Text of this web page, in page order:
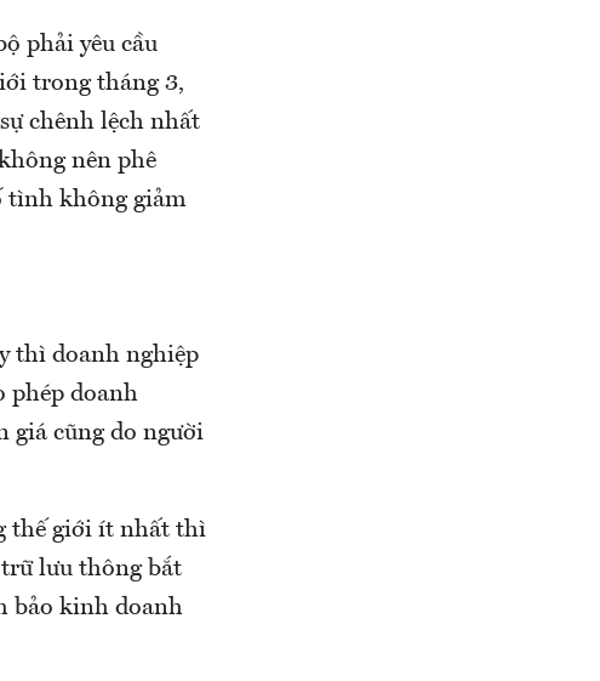
phải yêu cầu
trong tháng 3,
chênh lệch nhất
nên phê
tình không giảm
thì doanh nghiệp
phép doanh
giá cũng do người
thế giới ít nhất thì
trữ lưu thông bắt
bảo kinh doanh